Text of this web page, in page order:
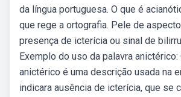
da língua portuguesa. O que é
que rege a ortografia. Pele de
presença de icterícia ou sinal de
Exemplo do uso da palavra anictérico:
anictérico é uma descrição usada na
indicara ausência de icterícia, que se